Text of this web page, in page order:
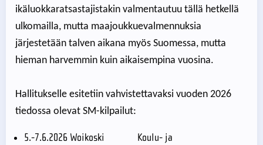
ikäluokkaratsastajistakin valmentautuu tällä hetkellä
ulkomailla, mutta maajoukkuevalmennuksia
järjestetään talven aikana myös Suomessa, mutta
hieman harvemmin kuin aikaisempina vuosina.
Hallitukselle esitetiin vahvistettavaksi vuoden 2026
tiedossa olevat SM-kilpailut:
5.-7.6.2026 Woikoski Koulu- ja